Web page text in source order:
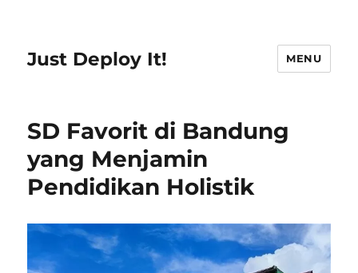
Just Deploy It! MENU
SD Favorit di Bandung
yang Menjamin
Pendidikan Holistik